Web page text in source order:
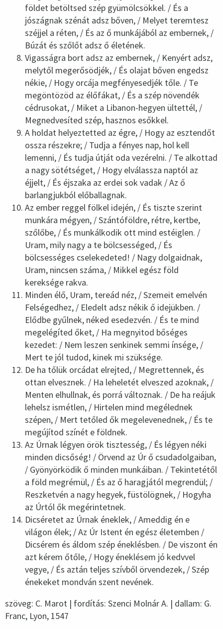
földet betöltsed szép gyümölcsökkel. / És a
jószágnak szénát adsz bőven, / Melyet teremtesz
széjjel a réten, / És az ő munkájából az embernek, /
Búzát és szőlőt adsz ő életének.
Vigasságra bort adsz az embernek, / Kenyért adsz,
melytől megerősödjék, / És olajat bőven engedsz
nékie, / Hogy orcája megfényesedjék tőle. / Te
megöntözöd az élőfákat, / És a szép növendék
cédrusokat, / Miket a Libanon-hegyen ültettél, /
Megnedvesíted szép, hasznos esőkkel.
A holdat helyeztetted az égre, / Hogy az esztendőt
ossza részekre; / Tudja a fényes nap, hol kell
lemenni, / És tudja útját oda vezérelni. / Te alkottad
a nagy sötétséget, / Hogy elválassza naptól az
éjjelt, / És éjszaka az erdei sok vadak / Az ő
barlangjukból előballagnak.
Az ember reggel fölkel idején, / És tiszte szerint
munkára mégyen, / Szántóföldre, rétre, kertbe,
szőlőbe, / És munkálkodik ott mind estéiglen. /
Uram, mily nagy a te bölcsességed, / És
bölcsességes cselekedeted! / Nagy dolgaidnak,
Uram, nincsen száma, / Mikkel egész föld
kereksége rakva.
Minden élő, Uram, tereád néz, / Szemeit emelvén
Felségedhez, / Eledelt adsz nékik ő idejükben. /
Elődbe gyűlnek, néked esedezvén. / És te mind
megelégíted őket, / Ha megnyitod bőséges
kezedet: / Nem leszen senkinek semmi ínsége, /
Mert te jól tudod, kinek mi szüksége.
De ha tőlük orcádat elrejted, / Megrettennek, és
ottan elvesznek. / Ha leheletét elveszed azoknak, /
Menten elhullnak, és porrá változnak. / De ha reájuk
lehelsz ismétlen, / Hirtelen mind megélednek
szépen, / Mert tetőled ők megelevenednek, / És te
megújítod színét e földnek.
Az Úrnak légyen örök tisztesség, / És légyen néki
minden dicsőség! / Örvend az Úr ő csudadolgaiban,
/ Gyönyörködik ő minden munkáiban. / Tekintetétől
a föld megrémül, / És az ő haragjától megrendül; /
Reszketvén a nagy hegyek, füstölögnek, / Hogyha
az Úrtól ők megérintetnek.
Dicséretet az Úrnak éneklek, / Ameddig én e
világon élek; / Az Úr Istent én egész életemben /
Dicsérem és áldom szép éneklésben. / De viszont én
azt kérem őtőle, / Hogy éneklésem jó kedvvel
vegye, / És aztán teljes szívből örvendezek, / Szép
énekeket mondván szent nevének.
szöveg: C. Marot | fordítás: Szenci Molnár A. | dallam: G.
Franc, Lyon, 1547